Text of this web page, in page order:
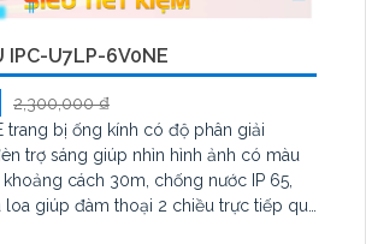
IPC-U7LP-6V0NE
2,300,000 ₫
trang bị ống kính có độ phân giải
trợ sáng giúp nhìn hình ảnh có màu
cách 30m, chống nước IP 65,
giúp đàm thoại 2 chiều trực tiếp qua